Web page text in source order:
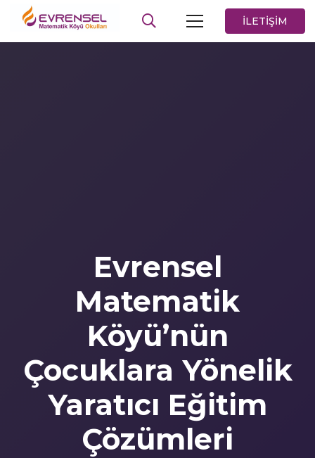
İLETİŞİM
Evrensel
Matematik
Köyü’nün
Çocuklara Yönelik
Yaratıcı Eğitim
Çözümleri